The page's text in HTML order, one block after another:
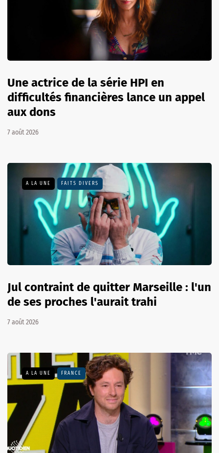
Une actrice de la série HPI en
difficultés financières lance un appel
aux dons
7 août 2026
A LA UNE FAITS DIVERS
Jul contraint de quitter Marseille : l'un
de ses proches l'aurait trahi
7 août 2026
A LA UNE FRANCE